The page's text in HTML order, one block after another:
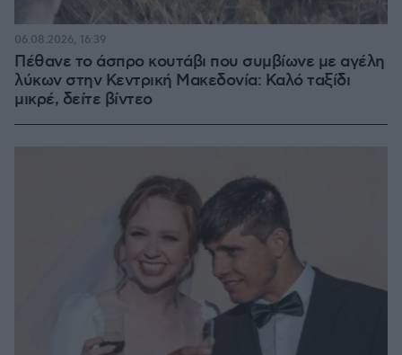
Πέθανε το άσπρο κουτάβι που συμβίωνε με αγέλη
λύκων στην Κεντρική Μακεδονία: Καλό ταξίδι
μικρέ, δείτε βίντεο
06.08.2026, 16:39